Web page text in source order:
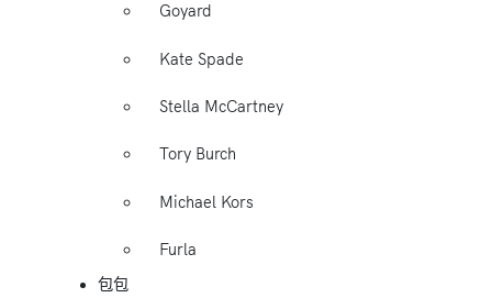
Goyard
Kate Spade
Stella McCartney
Tory Burch
Michael Kors
Furla
包包